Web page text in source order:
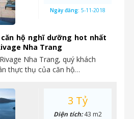
hộ nghĩ dưỡng hot nhất
Nha Trang
Nha Trang, quý khách
thực thụ của căn hộ…
Ngày đăng: 5-11-2018
3 Tỷ
Diện tích:43 m2